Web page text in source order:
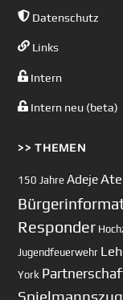
Datenschutz
Links
Intern
Intern neu (beta)
>> THEMEN
150 Jahre Adeje
Responder
Jugendfeuerwehr
York
Spielmannszug